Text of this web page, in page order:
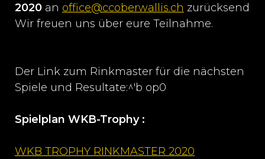
2020 an office@ccoberwallis.ch zurücksenden.
Wir freuen uns über eure Teilnahme.
Der Link zum Rinkmaster für die nächsten
Spiele und Resultate:^'b op0
Spielplan WKB-Trophy :
WKB TROPHY RINKMASTER 2020